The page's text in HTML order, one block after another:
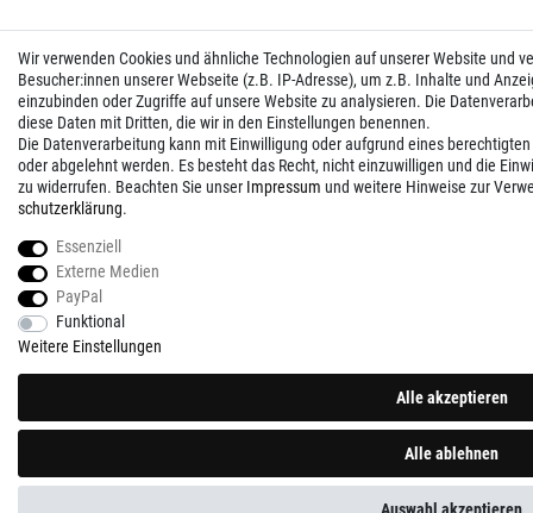
Wir verwenden Cookies und ähnliche Technologien auf unserer Website und
Besucher:innen unserer Webseite (z.B. IP-Adresse), um z.B. Inhalte und
einzubinden oder Zugriffe auf unsere Website zu analysieren. Die
diese Daten mit Dritten, die wir in den Einstellungen benennen.
Die Datenverarbeitung kann mit Einwilligung oder aufgrund eines
oder abgelehnt werden. Es besteht das Recht, nicht einzuwilligen und die
zu widerrufen. Beachten Sie unser Impressum und weitere Hinweise zur
schutz­erklärung.
Essenziell
Externe Medien
PayPal
Funktional
Weitere Einstellungen
Alle akzeptieren
Alle ablehnen
Auswahl akzeptieren